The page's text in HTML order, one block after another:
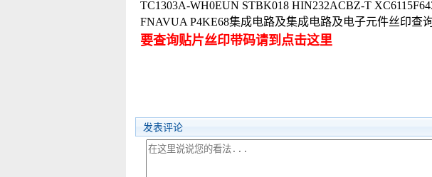
TC1303A-WH0EUN STBK018 HIN232ACBZ-T
FNAVUA P4KE68集成电路及集成电路及电子元件丝印查
要查询贴片丝印带码请到点击这里
发表评论